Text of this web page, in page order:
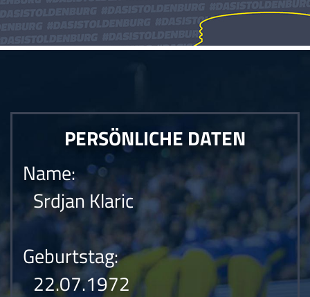
PERSÖNLICHE DATEN
Name:
Srdjan Klaric
Geburtstag:
22.07.1972